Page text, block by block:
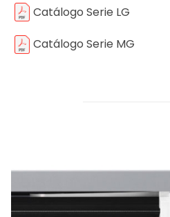
Catálogo Serie LG
Catálogo Serie MG